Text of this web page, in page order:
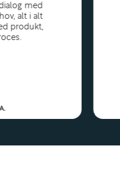
med
alt i alt
produkt,